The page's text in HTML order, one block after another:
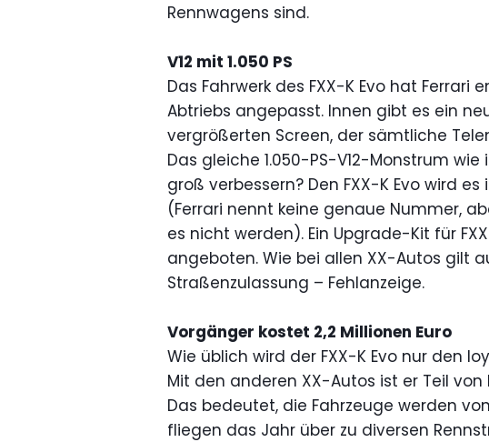
Rennwagens sind.
V12 mit 1.050 PS
Das Fahrwerk des FXX-K Evo hat
Abtriebs angepasst. Innen gibt es ein
vergrößerten Screen, der sämtliche
Das gleiche 1.050-PS-V12-Monstrum
groß verbessern? Den FXX-K Evo wird
(Ferrari nennt keine genaue Nummer,
es nicht werden). Ein Upgrade-Kit für
angeboten. Wie bei allen XX-Autos gilt
Straßenzulassung – Fehlanzeige.
Vorgänger kostet 2,2 Millionen Euro
Wie üblich wird der FXX-K Evo nur den
Mit den anderen XX-Autos ist er Teil
Das bedeutet, die Fahrzeuge werden
fliegen das Jahr über zu diversen